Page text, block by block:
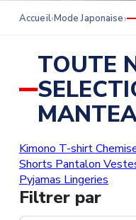
Accueil Mode Japonaise
TOUTE
Kimono T-shirt
Shorts Pantalon
Pyjamas Lingeries
Filtrer par